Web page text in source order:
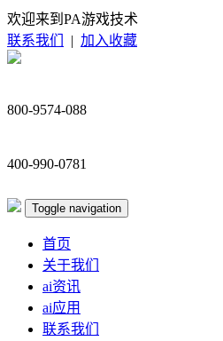
欢迎来到PA游戏技术
联系我们
| 加入收藏
800-9574-088
400-990-0781
Toggle navigation
首页
关于我们
ai资讯
ai应用
联系我们